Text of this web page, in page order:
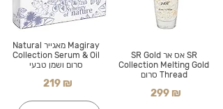
Magiray מאגייר Natural
Collection Serum & Oil
סרום ושמן טבעי
219 ₪
SR אס אר SR Gold
Collection Melting Gold
Thread סרום
299 ₪